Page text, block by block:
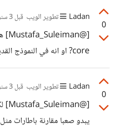
0
Ladan تطوير الويب قبل 3 سنوات
core? او انه في النموذج القديم asp.net web forms?
0
Ladan تطوير الويب قبل 3 سنوات
يبدو صعبا مقارنة باطارات مثل Laravel